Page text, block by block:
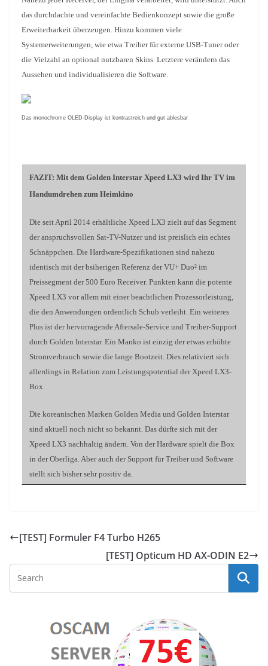
das durchdachte und vereinfachte Bedienkonzept sowie die große
Erweiterbarkeit überzeugen. Hinzu kommen viele
Systemerweiterungen, wie etwa Treiber für externe USB-Tuner oder
die Vielzahl an optional nutzbaren Skins. Letztere verändern das
Aussehen und individualisieren die Software.
Das monochrome OLED-Display ist kontrastreich und gut ablesbar
FAZIT: Mit dem Golden Interstar Xpeed LX3 wird Ihr TV im
Handumdrehen zum Heimkino
Die seit April 2014 erhältliche Xpeed LX3 zielt auf das Segment
der anspruchsvollen Sat-TV-Nutzer und ist preislich ein echtes
Schnäppchen. Die Hardware-Spezifikationen sind nahezu
identisch mit der bsiherigen Referenz der VU+ Duo² im
Preissegment der 500 Euro Receiver. Punkten kann die potente
Xpeed LX3 vor allem mit einer beachtlichen Prozessorleistung,
die den Anwendungen ordentlich Schub verleiht. Ein weiteres
Plus ist der hervorragende Aftersale-Service und Treiber-Support
durch Golden Interstar. Ein Manko ist einzig der etwas erhöhte
Stromverbrauch sowie die lange Bootzeit. Dies relativiert sich
allerdings in Relation zum Leistungspotential der Xpeed LX3-
Box.
Die koreanischen Marken Golden Media und Golden Interstar
sind aktuell noch nicht so bekannt. Das dürfte sich mit der
Xpeed LX3 nachhaltig ändern. Von der Hardware spielt die Box
in der Oberliga. Aber auch der Support für Treiber und Software
stellt sich bisher sehr positiv da.
[TEST] Formuler F4 Turbo H265
[TEST] Opticum HD AX-ODIN E2